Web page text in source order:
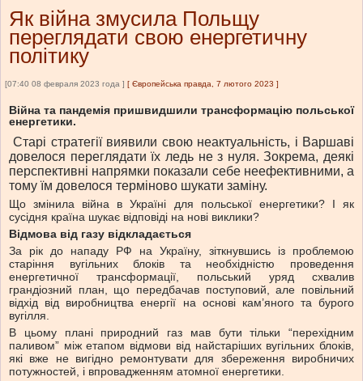
Як війна змусила Польщу
переглядати свою енергетичну
політику
[07:40 08 февраля 2023 года ] [ Європейська правда, 7 лютого 2023 ]
Війна та пандемія пришвидшили трансформацію польської
енергетики.
Старі стратегії виявили свою неактуальність, і Варшаві
довелося переглядати їх ледь не з нуля. Зокрема, деякі
перспективні напрямки показали себе неефективними, а
тому їм довелося терміново шукати заміну.
Що змінила війна в Україні для польської енергетики? І як
сусідня країна шукає відповіді на нові виклики?
Відмова від газу відкладається
За рік до нападу РФ на Україну, зіткнувшись із проблемою
старіння вугільних блоків та необхідністю проведення
енергетичної трансформації, польський уряд схвалив
грандіозний план, що передбачав поступовий, але повільний
відхід від виробництва енергії на основі кам’яного та бурого
вугілля.
В цьому плані природний газ мав бути тільки “перехідним
паливом” між етапом відмови від найстаріших вугільних блоків,
які вже не вигідно ремонтувати для збереження виробничих
потужностей, і впровадженням атомної енергетики.